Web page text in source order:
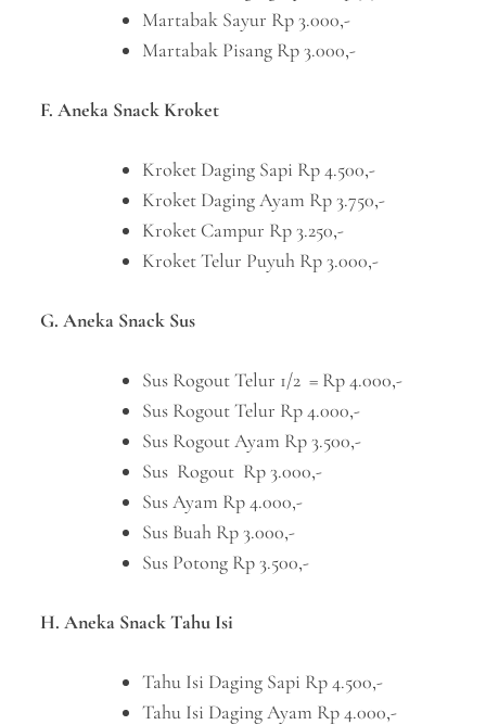
Martabak Sayur Rp 3.000,-
Martabak Pisang Rp 3.000,-
F. Aneka Snack Kroket
Kroket Daging Sapi Rp 4.500,-
Kroket Daging Ayam Rp 3.750,-
Kroket Campur Rp 3.250,-
Kroket Telur Puyuh Rp 3.000,-
G. Aneka Snack Sus
Sus Rogout Telur 1/2 = Rp 4.000,-
Sus Rogout Telur Rp 4.000,-
Sus Rogout Ayam Rp 3.500,-
Sus Rogout Rp 3.000,-
Sus Ayam Rp 4.000,-
Sus Buah Rp 3.000,-
Sus Potong Rp 3.500,-
H. Aneka Snack Tahu Isi
Tahu Isi Daging Sapi Rp 4.500,-
Tahu Isi Daging Ayam Rp 4.000,-